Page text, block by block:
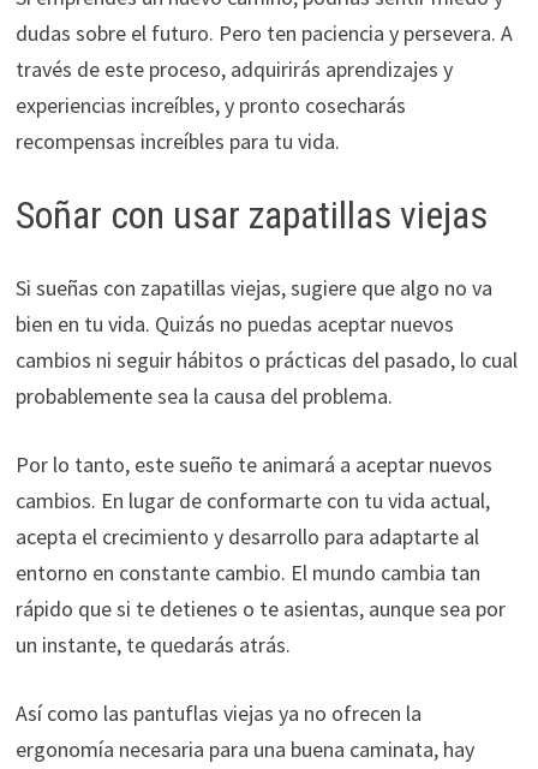
dudas sobre el futuro. Pero ten paciencia y persevera. A
través de este proceso, adquirirás aprendizajes y
experiencias increíbles, y pronto cosecharás
recompensas increíbles para tu vida.
Soñar con usar zapatillas viejas
Si sueñas con zapatillas viejas, sugiere que algo no va
bien en tu vida. Quizás no puedas aceptar nuevos
cambios ni seguir hábitos o prácticas del pasado, lo cual
probablemente sea la causa del problema.
Por lo tanto, este sueño te animará a aceptar nuevos
cambios. En lugar de conformarte con tu vida actual,
acepta el crecimiento y desarrollo para adaptarte al
entorno en constante cambio. El mundo cambia tan
rápido que si te detienes o te asientas, aunque sea por
un instante, te quedarás atrás.
Así como las pantuflas viejas ya no ofrecen la
ergonomía necesaria para una buena caminata, hay